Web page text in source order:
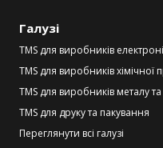
Галузі
TMS для виробників
TMS для виробників хімічної
TMS для виробників металу
TMS для друку та пакування
Переглянути всі галузі